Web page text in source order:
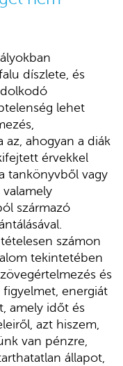
díszlete, és
lehet
az, ahogyan a diák
érvekkel
tankönyvből vagy
származó
számon
tekintetében
és
figyelmet, energiát
amely időt és
azt hiszem,
van pénzre,
állapot,